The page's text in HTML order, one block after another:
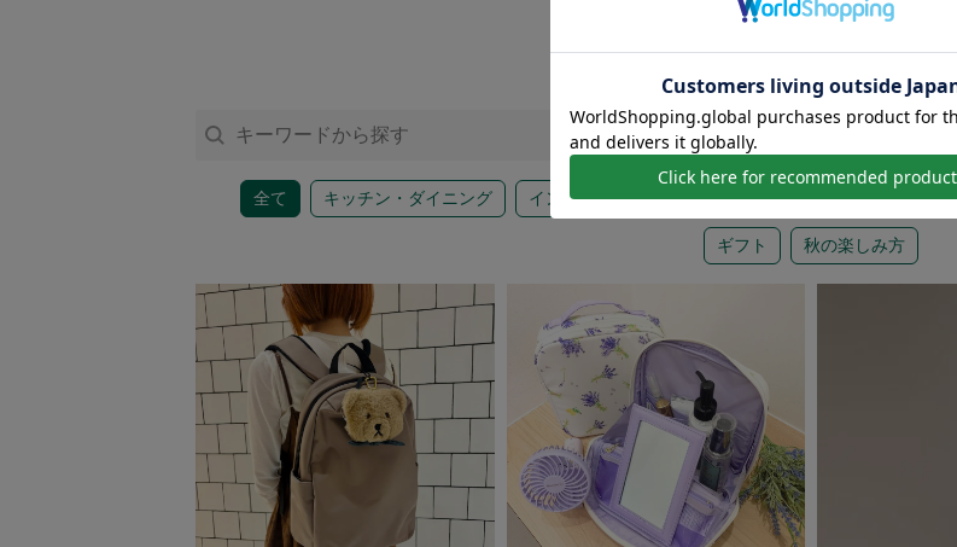
ステーショナリー
Find
アイテムに出会う
全て キッチン・ダイニング インテリア バス＆ビューティー ウエア＆バッグ
ギフト 秋の楽しみ方